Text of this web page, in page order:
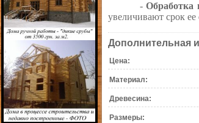
-Обработка
увеличивают срок
Дополнительная
Цена:
Материал:
Древесина:
Размеры: